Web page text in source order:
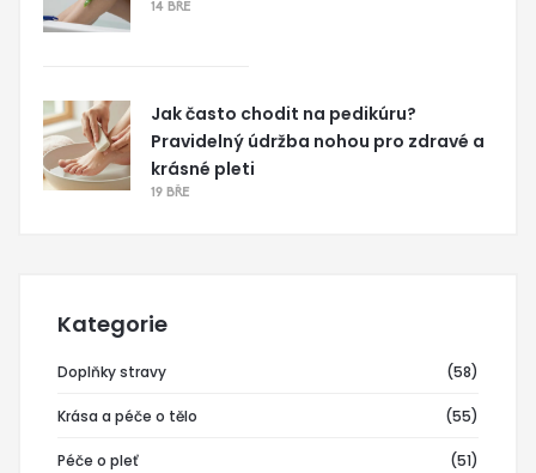
14 BŘE
Jak často chodit na pedikúru?
Pravidelný údržba nohou pro zdravé a
krásné pleti
19 BŘE
Kategorie
Doplňky stravy (58)
Krása a péče o tělo (55)
Péče o pleť (51)